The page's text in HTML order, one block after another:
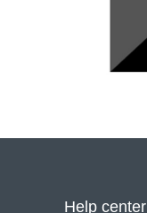
Help center